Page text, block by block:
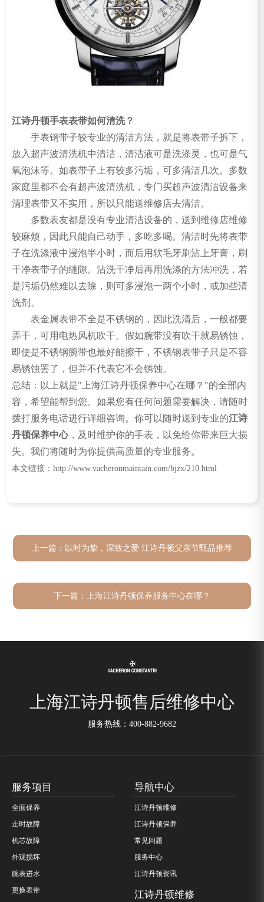
江诗丹顿手表表带如何清洗？
手表钢带子较专业的清洁方法，就是将表带子拆下，
放入超声波清洗机中清洁，清洁液可是洗涤灵，也可是气
氧泡沫等。如表带子上有较多污垢，可多清洁几次。多数
家庭里都不会有超声波清洗机，专门买超声波清洁设备来
清理表带又不实用，所以只能送维修店去清洁。
多数表友都是没有专业清洁设备的，送到维修店维修
较麻烦，因此只能自己动手，多吃多喝。清洁时先将表带
子在洗涤液中浸泡半小时，而后用软毛牙刷沾上牙膏，刷
干净表带子的缝隙。沾洗干净后再用洗涤的方法冲洗，若
是污垢仍然难以去除，则可多浸泡一两个小时，或加些清
洗剂。
表金属表带不全是不锈钢的，因此洗清后，一般都要
弄干，可用电热风机吹干。假如腕带没有吹干就易锈蚀，
即使是不锈钢腕带也最好能擦干，不锈钢表带子只是不容
易锈蚀罢了，但并不代表它不会锈蚀。
总结：以上就是"上海江诗丹顿保养中心在哪？"的全部内
容，希望能帮到您。如果您有任何问题需要解决，请随时
拨打服务电话进行详细咨询。你可以随时送到专业的江诗
丹顿保养中心，及时维护你的手表，以免给你带来巨大损
失。我们将随时为你提供高质量的专业服务。
本文链接：http://www.vacheronmaintain.com/bjzx/210.html
上一篇： 以时为挚，深致之爱 江诗丹顿父亲节甄品推荐
下一篇： 上海江诗丹顿保养服务中心在哪？
上海江诗丹顿售后维修中心
服务热线： 400-882-9682
服务项目
全面保养
走时故障
机芯故障
外观损坏
腕表进水
更换表带
导航中心
江诗丹顿维修
江诗丹顿保养
常见问题
服务中心
江诗丹顿资讯
江诗丹顿维修